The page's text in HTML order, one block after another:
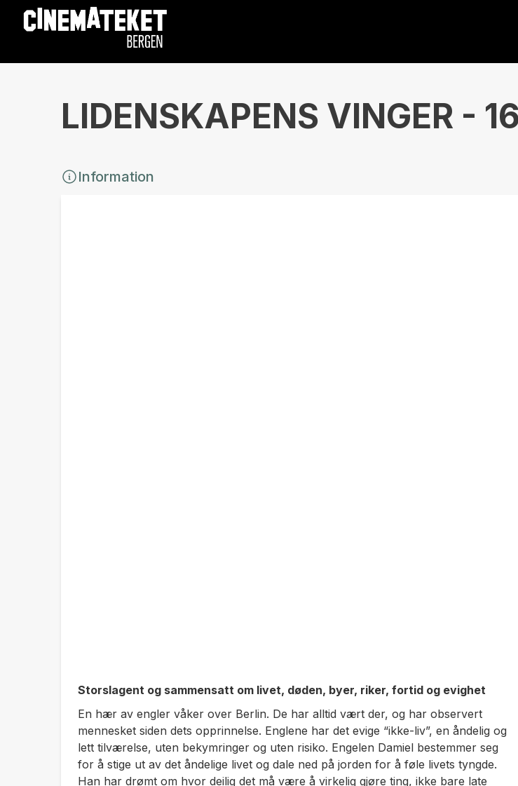
LIDENSKAPENS VINGER -
Information
Storslagent og sammensatt om livet, døden, byer, riker, fortid og evighet
En hær av engler våker over Berlin. De har alltid vært der, og har observert
mennesket siden dets opprinnelse. Englene har det evige “ikke-liv”, en åndelig og
lett tilværelse, uten bekymringer og uten risiko. Engelen Damiel bestemmer seg
for å stige ut av det åndelige livet og dale ned på jorden for å føle livets tyngde.
Han har drømt om hvor deilig det må være å virkelig gjøre ting, ikke bare late